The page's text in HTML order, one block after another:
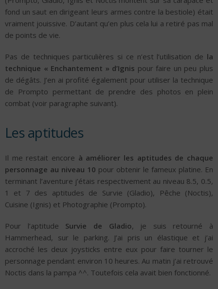
fond un saut en dirigeant leurs armes contre la bestiole) était
vraiment jouissive. D’autant qu’en plus cela lui a retiré pas mal
de points de vie.
Pas de techniques particulières si ce n’est l’utilisation de la
technique « Enchantement » d’Ignis pour faire un peu plus
de dégâts. J’en ai profité également pour utiliser la technique
de Prompto permettant de prendre des photos en plein
combat (voir paragraphe suivant).
Les aptitudes
Il me restait encore à améliorer les aptitudes de chaque
personnage au niveau 10 pour obtenir le fameux platine. En
terminant l’aventure j’étais respectivement au niveau 8.5, 0.5,
1 et 7 des aptitudes de Survie (Gladio), Pêche (Noctis),
Cuisine (Ignis) et Photographie (Prompto).
Pour l’aptitude Survie de Gladio, je suis retourné à
Hammerhead, sur le parking. J’ai pris un élastique et j’ai
accroché les deux joysticks entre eux pour faire tourner le
personnage pendant environ 10 heures. Au matin j’ai retrouvé
Noctis dans la pampa ^^. Toutefois cela avait bien fonctionné.